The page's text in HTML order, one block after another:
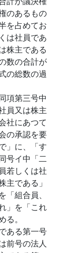
のあるもの
を占めてお
は社員であ
株主である
数の合計が
の総数の過
項第三号中
員又は株主
社にあつて
の承認を要
」に、「す
号イ中「二
若しくは社
主である」
組合員、
」を「これ
。
ある第一号
前号の法人